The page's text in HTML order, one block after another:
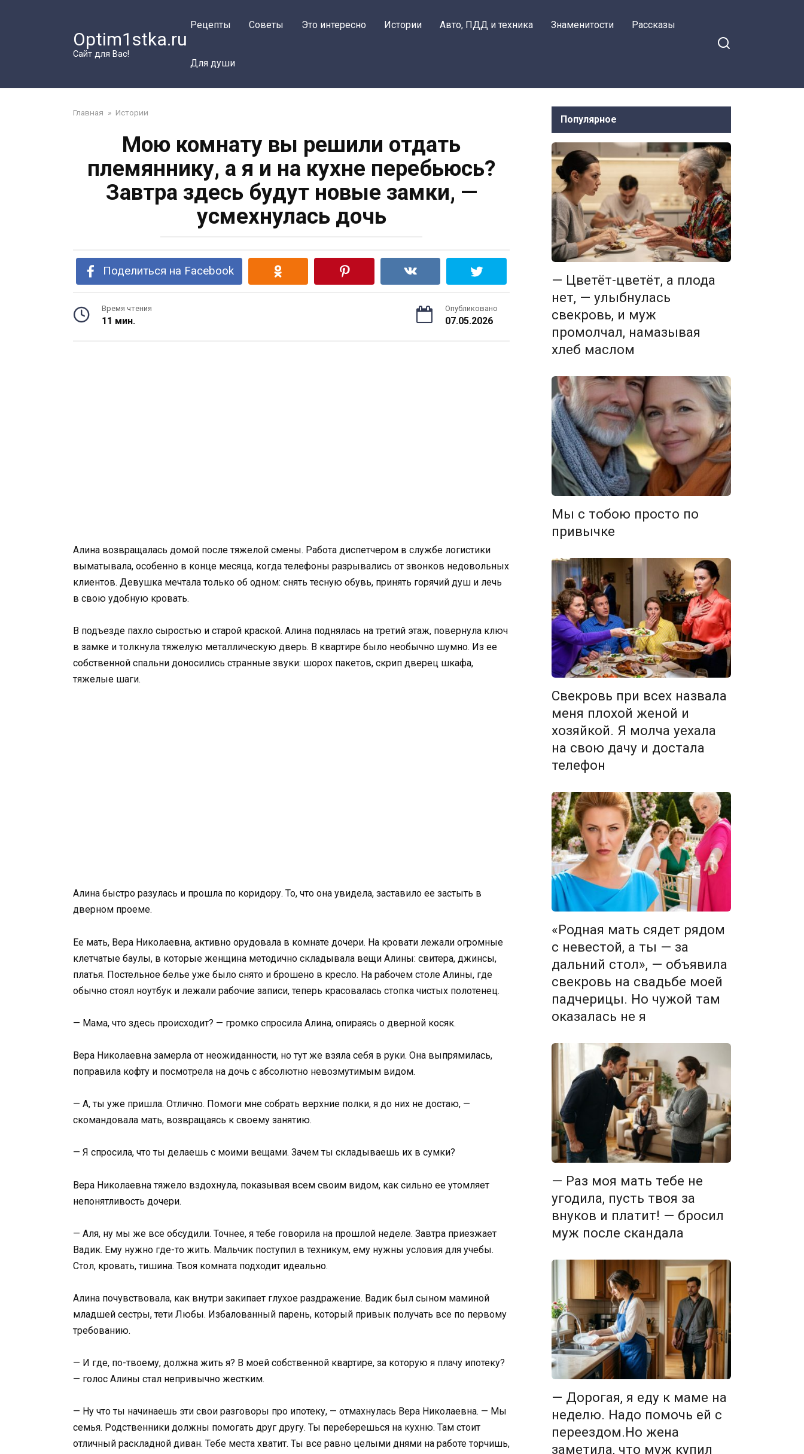
Optim1stka.ru
Сайт для Вас!
Рецепты Советы Это интересно Истории Авто, ПДД и техника Знаменитости Рассказы
Для души
Главная » Истории
Мою комнату вы решили отдать
племяннику, а я и на кухне перебьюсь?
Завтра здесь будут новые замки, —
усмехнулась дочь
Поделиться на Facebook
Время чтения
11 мин.
Опубликовано
07.05.2026
Алина возвращалась домой после тяжелой смены. Работа диспетчером в службе логистики
выматывала, особенно в конце месяца, когда телефоны разрывались от звонков недовольных
клиентов. Девушка мечтала только об одном: снять тесную обувь, принять горячий душ и лечь
в свою удобную кровать.
В подъезде пахло сыростью и старой краской. Алина поднялась на третий этаж, повернула ключ
в замке и толкнула тяжелую металлическую дверь. В квартире было необычно шумно. Из ее
собственной спальни доносились странные звуки: шорох пакетов, скрип дверец шкафа,
тяжелые шаги.
Алина быстро разулась и прошла по коридору. То, что она увидела, заставило ее застыть в
дверном проеме.
Ее мать, Вера Николаевна, активно орудовала в комнате дочери. На кровати лежали огромные
клетчатые баулы, в которые женщина методично складывала вещи Алины: свитера, джинсы,
платья. Постельное белье уже было снято и брошено в кресло. На рабочем столе Алины, где
обычно стоял ноутбук и лежали рабочие записи, теперь красовалась стопка чистых полотенец.
— Мама, что здесь происходит? — громко спросила Алина, опираясь о дверной косяк.
Вера Николаевна замерла от неожиданности, но тут же взяла себя в руки. Она выпрямилась,
поправила кофту и посмотрела на дочь с абсолютно невозмутимым видом.
— А, ты уже пришла. Отлично. Помоги мне собрать верхние полки, я до них не достаю, —
скомандовала мать, возвращаясь к своему занятию.
— Я спросила, что ты делаешь с моими вещами. Зачем ты складываешь их в сумки?
Вера Николаевна тяжело вздохнула, показывая всем своим видом, как сильно ее утомляет
непонятливость дочери.
— Аля, ну мы же все обсудили. Точнее, я тебе говорила на прошлой неделе. Завтра приезжает
Вадик. Ему нужно где-то жить. Мальчик поступил в техникум, ему нужны условия для учебы.
Стол, кровать, тишина. Твоя комната подходит идеально.
Алина почувствовала, как внутри закипает глухое раздражение. Вадик был сыном маминой
младшей сестры, тети Любы. Избалованный парень, который привык получать все по первому
требованию.
— И где, по-твоему, должна жить я? В моей собственной квартире, за которую я плачу ипотеку?
— голос Алины стал непривычно жестким.
— Ну что ты начинаешь эти свои разговоры про ипотеку, — отмахнулась Вера Николаевна. — Мы
семья. Родственники должны помогать друг другу. Ты переберешься на кухню. Там стоит
отличный раскладной диван. Тебе места хватит. Ты все равно целыми днями на работе торчишь,
Популярное
— Цветёт-цветёт, а плода
нет, — улыбнулась
свекровь, и муж
промолчал, намазывая
хлеб маслом
Мы с тобою просто по
привычке
Свекровь при всех назвала
меня плохой женой и
хозяйкой. Я молча уехала
на свою дачу и достала
телефон
«Родная мать сядет рядом
с невестой, а ты — за
дальний стол», — объявила
свекровь на свадьбе моей
падчерицы. Но чужой там
оказалась не я
— Раз моя мать тебе не
угодила, пусть твоя за
внуков и платит! — бросил
муж после скандала
— Дорогая, я еду к маме на
неделю. Надо помочь ей с
переездом.Но жена
заметила, что муж купил
нашей новой